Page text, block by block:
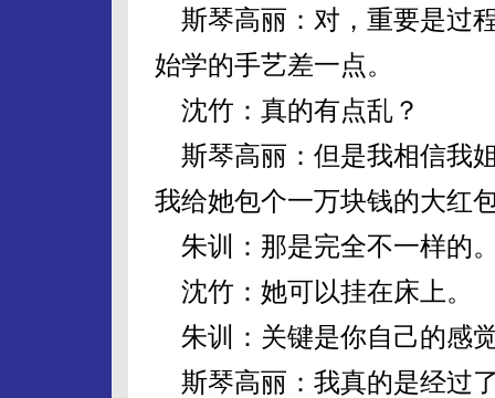
斯琴高丽：对，重要是过
始学的手艺差一点。
沈竹：真的有点乱？
斯琴高丽：但是我相信我
我给她包个一万块钱的大红
朱训：那是完全不一样的
沈竹：她可以挂在床上。
朱训：关键是你自己的感
斯琴高丽：我真的是经过